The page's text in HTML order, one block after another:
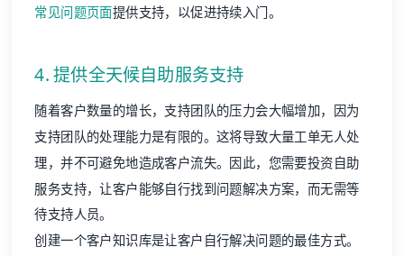
常见问题页面提供支持，以促进持续入门。
4. 提供全天候自助服务支持
随着客户数量的增长，支持团队的压力会大幅增加，因为
支持团队的处理能力是有限的。这将导致大量工单无人处
理，并不可避免地造成客户流失。因此，您需要投资自助
服务支持，让客户能够自行找到问题解决方案，而无需等
待支持人员。
创建一个客户知识库是让客户自行解决问题的最佳方式。